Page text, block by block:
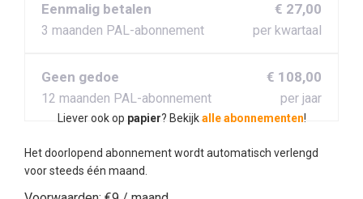
Eenmalig betalen
3 maanden PAL-abonnement
€ 27,00
per kwartaal
Geen gedoe
12 maanden PAL-abonnement
€ 108,00
per jaar
Liever ook op papier? Bekijkalle abonnementen!
Het doorlopend abonnement wordt automatisch verlengd
voor steeds één maand.